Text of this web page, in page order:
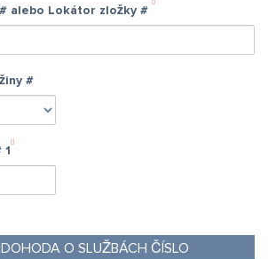
alebo Lokátor zložky #
#
1
DOHODA O SLUŽBÁCH ČÍSLO